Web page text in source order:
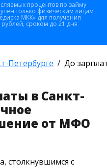
процентов по займу
только физическим лицам
МКК» для получения
сроком до 21 дня
Петербурге До
в Санкт-
от МФО
столкнувшимся с